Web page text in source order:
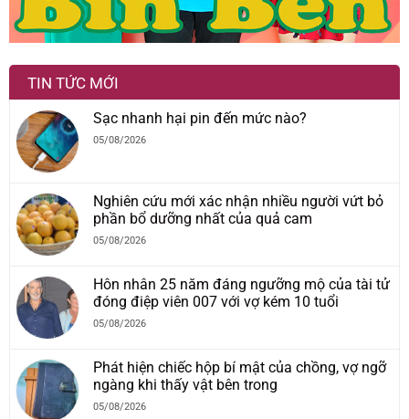
TIN TỨC MỚI
Sạc nhanh hại pin đến mức nào?
05/08/2026
Nghiên cứu mới xác nhận nhiều người vứt bỏ
phần bổ dưỡng nhất của quả cam
05/08/2026
Hôn nhân 25 năm đáng ngưỡng mộ của tài tử
đóng điệp viên 007 với vợ kém 10 tuổi
05/08/2026
Phát hiện chiếc hộp bí mật của chồng, vợ ngỡ
ngàng khi thấy vật bên trong
05/08/2026